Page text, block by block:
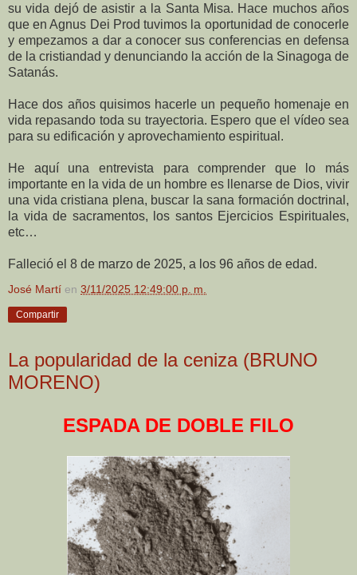
su vida dejó de asistir a la Santa Misa. Hace muchos años
que en Agnus Dei Prod tuvimos la oportunidad de conocerle
y empezamos a dar a conocer sus conferencias en defensa
de la cristiandad y denunciando la acción de la Sinagoga de
Satanás.
Hace dos años quisimos hacerle un pequeño homenaje en
vida repasando toda su trayectoria. Espero que el vídeo sea
para su edificación y aprovechamiento espiritual.
He aquí una entrevista para comprender que lo más
importante en la vida de un hombre es llenarse de Dios, vivir
una vida cristiana plena, buscar la sana formación doctrinal,
la vida de sacramentos, los santos Ejercicios Espirituales,
etc…
Falleció el 8 de marzo de 2025, a los 96 años de edad.
José Martí en 3/11/2025 12:49:00 p. m.
Compartir
La popularidad de la ceniza (BRUNO
MORENO)
ESPADA DE DOBLE FILO